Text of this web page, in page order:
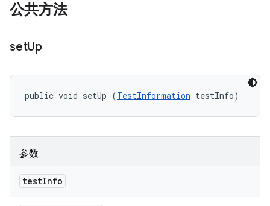
公共方法
setUp
public void setUp (TestInformation testInfo)
参数
testInfo